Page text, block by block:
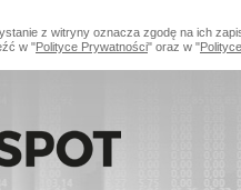
z witryny oznacza zgodę na ich
w "Polityce Prywatności" oraz w "